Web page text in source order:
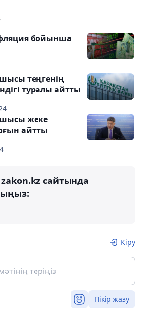
бойынша
теңгенің
туралы айтты
жеке
айтты
сайтында
Кіру
Пікір жазу